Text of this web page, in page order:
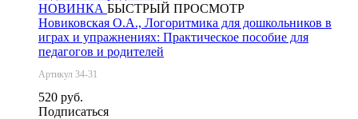
НОВИНКА БЫСТРЫЙ ПРОСМОТР
Новиковская О.А., Логоритмика для дошкольников в
играх и упражнениях: Практическое пособие для
педагогов и родителей
Артикул 34-31
520 руб.
Подписаться